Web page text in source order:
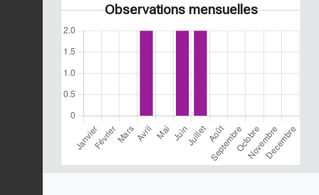
Observations mensuelles